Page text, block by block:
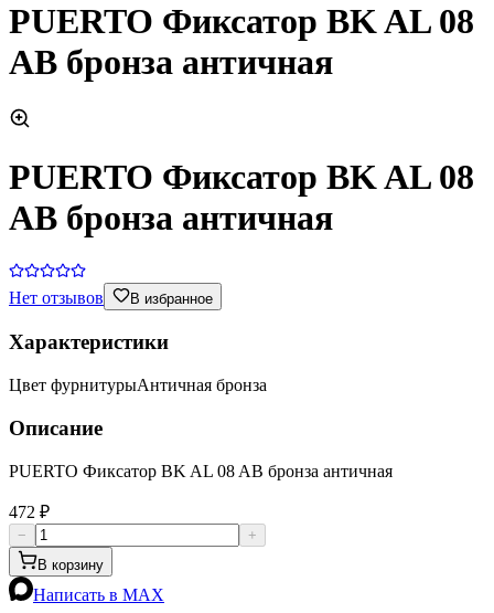
PUERTO Фиксатор BK AL 08
AB бронза античная
PUERTO Фиксатор BK AL 08
AB бронза античная
Нет отзывов В избранное
Характеристики
Цвет фурнитурыАнтичная бронза
Описание
PUERTO Фиксатор BK AL 08 AB бронза античная
472 ₽
−
+
В корзину
Написать в MAX